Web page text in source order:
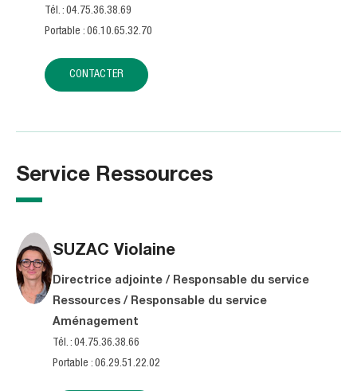
Tél. : 04.75.36.38.69
Portable : 06.10.65.32.70
CONTACTER
Service Ressources
SUZAC Violaine
Directrice adjointe / Responsable du service
Ressources / Responsable du service
Aménagement
Tél. : 04.75.36.38.66
Portable : 06.29.51.22.02